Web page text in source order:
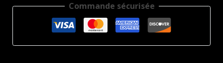
cm
Woodstock
de
Commande sécurisée